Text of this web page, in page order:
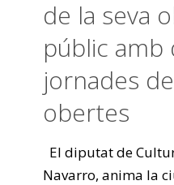
de la seva
públic amb
jornades
obertes
El diputat de
Navarro, anima la